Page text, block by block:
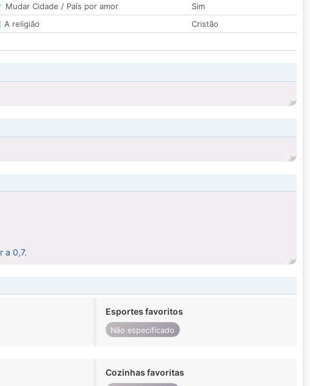
Mudar Cidade / País por amor
Sim
A religião
Cristão
a 0,7.
Esportes favoritos
Não especificado
Cozinhas favoritas